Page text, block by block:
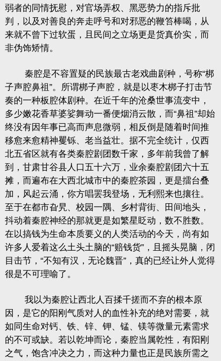
弱者的同情抚慰，对官场弄权、黑恶势力的指斥批
判，以及对善良的奔走呼号和对邪恶的鞭笞棒喝，从
来就不曾下过软蛋，且民间之立场更是货真价实，而
非伪饰矫情。
秦腔是不容置疑的民族最古老戏曲剧种，号称“梆
子声腔鼻祖”。所谓梆子声腔，就是以枣木梆子打击节
奏的一种板腔体剧种。在近千年的沧桑世事流变中，
多少嫩花香草婆娑舞动一番便烟消云散，而“鼻祖”却始
终没有因年事已高而声息微弱，相反倒是随着时间推
移愈来愈精神矍铄、老当益壮。据不完全统计，仅西
北五省区就有各类秦腔剧团数千家，多年前我曾了解
到，甘肃甘谷县人口五十六万，业余秦腔剧团六十五
摊，而遍布在大西北城市中的秦腔茶园，更是擂台叠
加，风起云涌，你方唱罢我登场，无利熙来也攘往。
至于在都市旮旯、校园一隅、乡村背街、田间地头，
抖动着秦腔神经的那就更是如繁星眨动，数不胜数。
在以搞钱为生命本质要义的人类活动的今天，尚有如
许多人爱着这么土头土脑的“赔钱货”，且摇头晃脑，闭
目击节，“不知有汉，无论魏晋”，真的已经让外人觉得
很是不可理喻了。
我以为秦腔让西北人百揉千搓而不弃的根本原
因，是它的阳刚气质对人的血性补充的绝对需要，就
如同生命对钙、铁、锌、钾、锰、镁等微量元素需求
的不可或缺。若以乾坤而论，秦腔当属乾性，有阳刚
之气，饱含冲决之力，而这种力量也正是民族所需之